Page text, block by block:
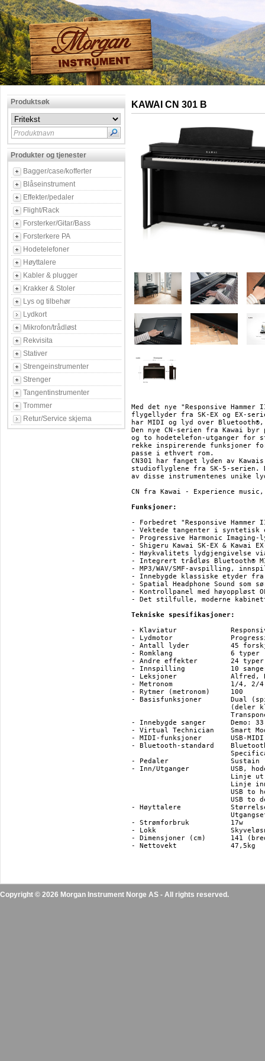
Produktsøk
Produktnavn
Produkter og tjenester
Bagger/case/kofferter
Blåseinstrument
Effekter/pedaler
Flight/Rack
Forsterker/Gitar/Bass
Forsterkere PA
Hodetelefoner
Høyttalere
Kabler & plugger
Krakker & Stoler
Lys og tilbehør
Lydkort
Mikrofon/trådløst
Rekvisita
Stativer
Strengeinstrumenter
Strenger
Tangentinstrumenter
Trommer
Retur/Service skjema
KAWAI CN 301 B
Med det nye "Responsive
flygellyder fra SK-EX og EX-
har MIDI og lyd over
Den nye CN-serien fra Kawai
og to hodetelefon-utganger for
rekke inspirerende funksjoner
passe i ethvert rom.
CN301 har fanget lyden av
studioflyglene fra SK-5-
av disse instrumentenes unike
CN fra Kawai - Experience
Funksjoner:
- Forbedret "Responsive
- Vektede tangenter i syntetisk
- Progressive Harmonic
- Shigeru Kawai SK-EX & Kawai
- Høykvalitets lydgjengivelse
- Integrert trådløs Bluetooth®
- MP3/WAV/SMF-avspilling,
- Innebygde klassiske etyder
- Spatial Headphone Sound som
- Kontrollpanel med høyoppløst
- Det stilfulle, moderne
Tekniske spesifikasjoner:
- Klaviatur 		Responsive Hammer III action med 88 tangenter
- Lydmotor 		Progressive Harmonic Imaging (PHI)
- Antall lyder 		45 forskjellige lyder
- Romklang 		6 typer
- Andre effekter	24 typer
- Innspilling		10 sanger og opptil ca. 90000 noter kan lagres i minnet
- Leksjoner 		Alfred, Bach: Inventionen, Beyer, Burgmüller,Chopin Walzer og Czerny
- Metronom 		1/4, 2/4, 3/4, 4/4, 5/4, 3/8, 6/8, 7/8, 9/8, 12/8
- Rytmer (metronom)	100
- Basisfunksjoner	Dual (spill med lydene av to instrumenter samtidig), Four Hands
- Innebygde sanger 	Demo: 33 sanger Pianostykker: 29 sanger Concert Magic: 176 sanger
- Virtual Technician	Smart Mode: 10 presets (styres via PianoRemote-appen)
- MIDI-funksjoner	USB-MIDI, Bluetooth MIDI *
- Bluetooth-standard 	Bluetooth (Ver. 5.0; GATT compatible), Bluetooth Low Energy MIDI
- Pedaler		Sustain (med half-pedal support), Soft, Sostenuto
- Inn/Utganger		USB, hodetelefonutgang x 2 (1/4" + 1/8")
- Høyttalere 		Størrelse: 13cm x2 (basshøyttalere), (8x12) x2 (diskanthøyttalere)
- Strømforbruk		17w
- Lokk			Skyveløsning
- Dimensjoner (cm) 	141 (bredde) x 43,5 (dybde) x 87 (høyde)
- Nettovekt		47,5kg
Copyright © 2026 Morgan Instrument Norge AS - All rights reserved.